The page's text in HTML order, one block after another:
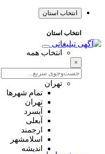
انتخاب استان
انتخاب استان
انتخاب همه
×
تهران
تمام شهر‌ها
تهران
آبسرد
آبعلی
ارجمند
اسلامشهر
اندیشه